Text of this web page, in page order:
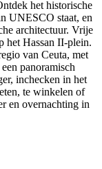
het historische
UNESCO staat, en
architectuur. Vrije
het Hassan II-plein.
van Ceuta, met
panoramisch
inchecken in het
te winkelen of
en overnachting in